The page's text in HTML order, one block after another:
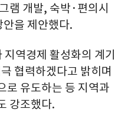
램 개발, 숙박·편의시
안을 제안했다.
역경제 활성화의 계기
협력하겠다고 밝히며
로 유도하는 등 지역과
강조했다.